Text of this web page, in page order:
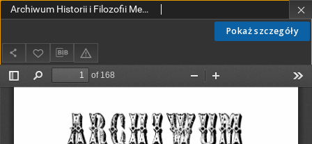
Pokaż szczegóły
Archiwum Historii i Filozofii Medycyny oraz Historii Nauk Przyrodniczych 1925 T.2 z.2